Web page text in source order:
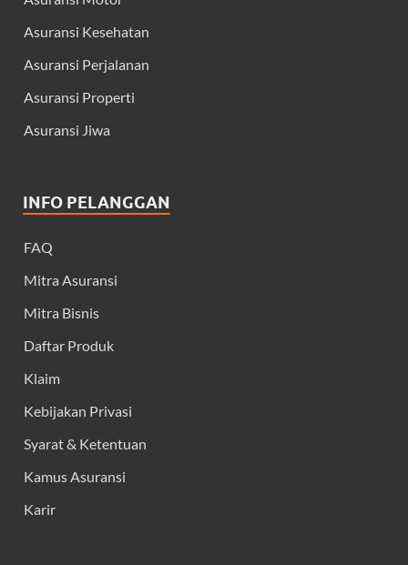
Asuransi Kesehatan
Asuransi Perjalanan
Asuransi Properti
Asuransi Jiwa
INFO PELANGGAN
FAQ
Mitra Asuransi
Mitra Bisnis
Daftar Produk
Klaim
Kebijakan Privasi
Syarat & Ketentuan
Kamus Asuransi
Karir